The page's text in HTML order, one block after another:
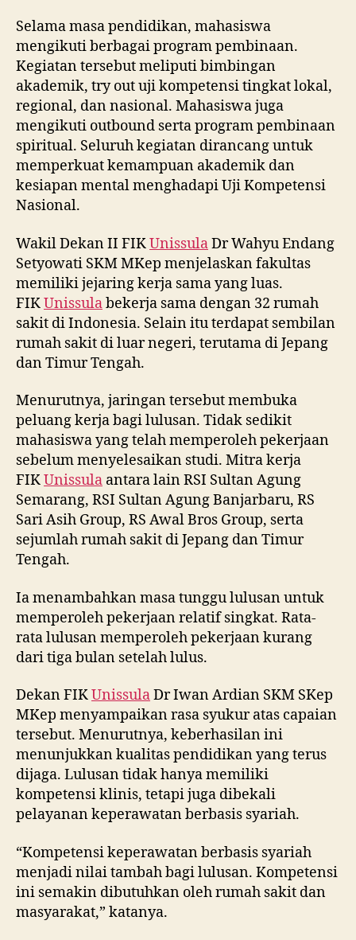
Selama masa pendidikan, mahasiswa
mengikuti berbagai program pembinaan.
Kegiatan tersebut meliputi bimbingan
akademik, try out uji kompetensi tingkat lokal,
regional, dan nasional. Mahasiswa juga
mengikuti outbound serta program pembinaan
spiritual. Seluruh kegiatan dirancang untuk
memperkuat kemampuan akademik dan
kesiapan mental menghadapi Uji Kompetensi
Nasional.
Wakil Dekan II FIKUnissulaDr Wahyu Endang
Setyowati SKM MKep menjelaskan fakultas
memiliki jejaring kerja sama yang luas.
FIKUnissulabekerja sama dengan 32 rumah
sakit di Indonesia. Selain itu terdapat sembilan
rumah sakit di luar negeri, terutama di Jepang
dan Timur Tengah.
Menurutnya, jaringan tersebut membuka
peluang kerja bagi lulusan. Tidak sedikit
mahasiswa yang telah memperoleh pekerjaan
sebelum menyelesaikan studi. Mitra kerja
FIKUnissula antara lain RSI Sultan Agung
Semarang, RSI Sultan Agung Banjarbaru, RS
Sari Asih Group, RS Awal Bros Group, serta
sejumlah rumah sakit di Jepang dan Timur
Tengah.
Ia menambahkan masa tunggu lulusan untuk
memperoleh pekerjaan relatif singkat. Rata-
rata lulusan memperoleh pekerjaan kurang
dari tiga bulan setelah lulus.
Dekan FIKUnissulaDr Iwan Ardian SKM SKep
MKep menyampaikan rasa syukur atas capaian
tersebut. Menurutnya, keberhasilan ini
menunjukkan kualitas pendidikan yang terus
dijaga. Lulusan tidak hanya memiliki
kompetensi klinis, tetapi juga dibekali
pelayanan keperawatan berbasis syariah.
“Kompetensi keperawatan berbasis syariah
menjadi nilai tambah bagi lulusan. Kompetensi
ini semakin dibutuhkan oleh rumah sakit dan
masyarakat,” katanya.